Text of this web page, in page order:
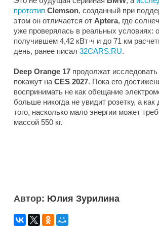
прототип Clemson, созданный при
этом он отличается от Aptera, где
уже проверялась в реальных условиях:
получившем 4,42 кВт·ч и до 71 км
день, ранее писал 32CARS.RU.
Deep Orange 17 продолжат исследовать
покажут на CES 2027. Пока его
воспринимать не как обещание
больше никогда не увидит розетку, а
того, насколько мало энергии может
массой 550 кг.
Автор: Юлия Зурилина